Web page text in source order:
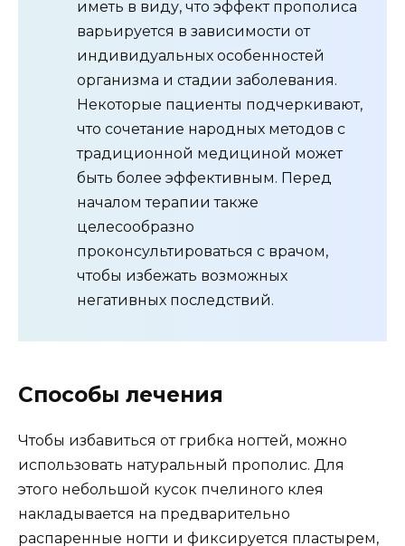
иметь в виду, что эффект прополиса
варьируется в зависимости от
индивидуальных особенностей
организма и стадии заболевания.
Некоторые пациенты подчеркивают,
что сочетание народных методов с
традиционной медициной может
быть более эффективным. Перед
началом терапии также
целесообразно
проконсультироваться с врачом,
чтобы избежать возможных
негативных последствий.
Способы лечения
Чтобы избавиться от грибка ногтей, можно
использовать натуральный прополис. Для
этого небольшой кусок пчелиного клея
накладывается на предварительно
распаренные ногти и фиксируется пластырем,